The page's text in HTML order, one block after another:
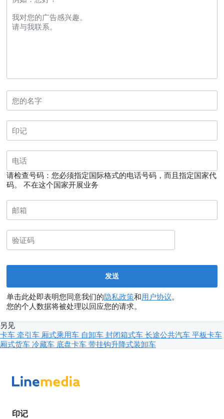
请检查号码：您必须指定国际格式的电话号码，而且指定国家代
码。
不在这个国家开展业务
单击此处即表明您同意我们的隐私政策和用户协议。
您的个人数据将被处理以回应您的请求。
另见
卡车 牵引车 厢式乘用车 自卸车 封闭箱式车 长途公共汽车 平板卡车
厢式货车 冷藏车 底盘卡车 带挂钩升降式装卸车
印记